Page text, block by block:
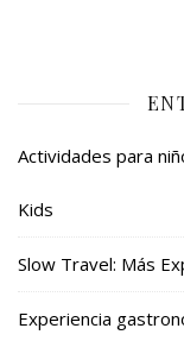
Actividades para
Kids
Slow Travel: Más
Experiencia